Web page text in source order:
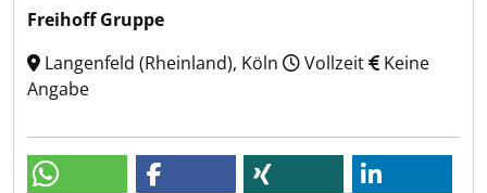
Freihoff Gruppe
Langenfeld (Rheinland), Köln
Vollzeit
Keine
Angabe